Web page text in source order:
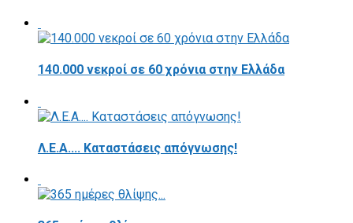
140.000 νεκροί σε 60 χρόνια στην Ελλάδα
Λ.Ε.Α.... Καταστάσεις απόγνωσης!